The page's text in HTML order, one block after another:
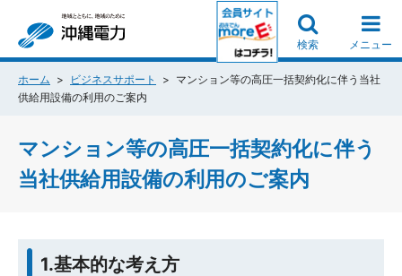
検索 メニュー
ホーム ビジネスサポート
マンション等の高圧一括契約化に伴う当社
供給用設備の利用のご案内
マンション等の高圧一括契約化に伴う
当社供給用設備の利用のご案内
1.基本的な考え方